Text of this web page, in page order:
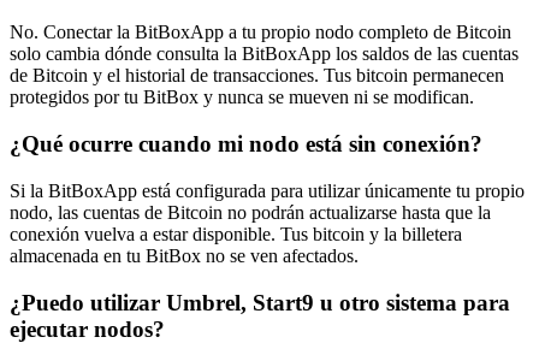
No. Conectar la BitBoxApp a tu propio nodo completo de Bitcoin
solo cambia dónde consulta la BitBoxApp los saldos de las cuentas
de Bitcoin y el historial de transacciones. Tus bitcoin permanecen
protegidos por tu BitBox y nunca se mueven ni se modifican.
¿Qué ocurre cuando mi nodo está sin conexión?
Si la BitBoxApp está configurada para utilizar únicamente tu propio
nodo, las cuentas de Bitcoin no podrán actualizarse hasta que la
conexión vuelva a estar disponible. Tus bitcoin y la billetera
almacenada en tu BitBox no se ven afectados.
¿Puedo utilizar Umbrel, Start9 u otro sistema para
ejecutar nodos?